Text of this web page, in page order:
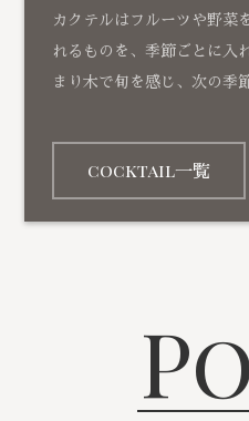
カクテルはフルーツや野菜
れるものを、季節ごとに入
まり木で旬を感じ、次の季
cocktail一覧